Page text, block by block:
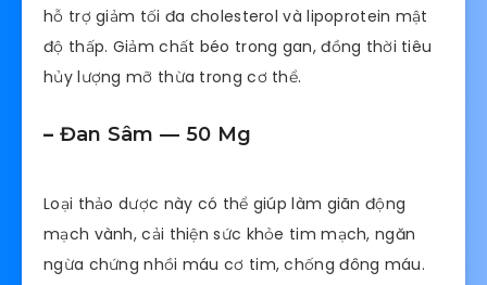
hỗ trợ giảm tối đa cholesterol và lipoprotein mật
độ thấp. Giảm chất béo trong gan, đồng thời tiêu
hủy lượng mỡ thừa trong cơ thể.
– Đan Sâm — 50 Mg
Loại thảo dược này có thể giúp làm giãn động
mạch vành, cải thiện sức khỏe tim mạch, ngăn
ngừa chứng nhồi máu cơ tim, chống đông máu.